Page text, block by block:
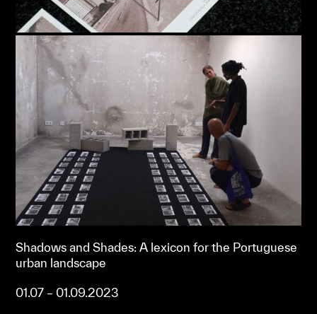
Shadows and Shades: A lexicon for the Portuguese
urban landscape
01.07 – 01.09.2023